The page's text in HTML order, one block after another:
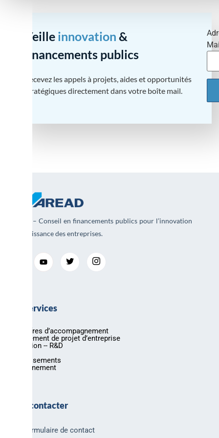
Veille innovation &
financements publics
Recevez les appels à projets, aides et opportunités
stratégiques directement dans votre boîte mail.
AREAD – Conseil en financements publics pour l’innovation
et la croissance des entreprises.
Nos services
Nos offres d’accompagnement
Financement de projet d’entreprise
Innovation -- R&D
Investissements
Environnement
Nous contacter
Formulaire de contact